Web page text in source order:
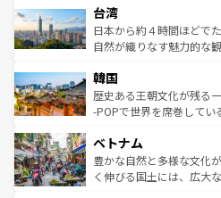
情報は
人々、おいしいローカル
ク、伝統的なフラダンス
っている。訪れるたびに
はコンテンツ一覧
リアリーフや大陸中央部
ク）、タスマニアの美し
ど、見どころがたくさん
いる。アクティビティも
ビング、ハイキングなど
い。オーストラリアの多
参照してほしい。
台湾
日本から約４時間ほどで
自然が織りなす魅力的な
ン）、静ひつな山岳地帯
と山間の静けさが共存し
驚きをもたらしてくれる
容にもいいと評判のスイ
が味わえる。 なお
照してほしい。
韓国
歴史ある王朝文化が残る
-POPで世界を席巻してい
き、地方に足を延ばせば
できる。そして、キムチ
まで、さまざまな韓国料
ベトナム
豊かな自然と多様な文化
く伸びる国土には、広大